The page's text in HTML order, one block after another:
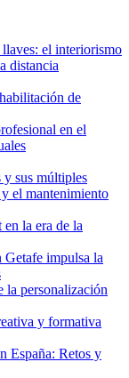
el interiorismo
distancia
de
en el
y sus múltiples
el mantenimiento
la era de la
Getafe impulsa la
la personalización
y formativa
España: Retos y